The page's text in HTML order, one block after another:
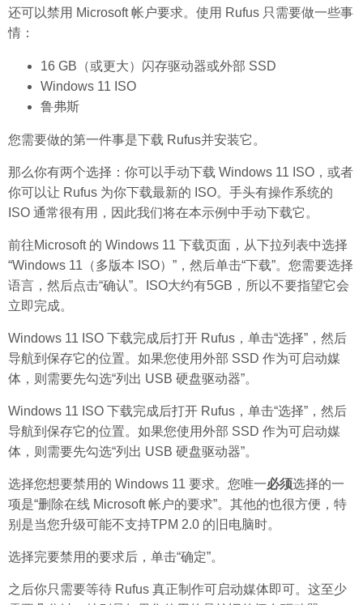
还可以禁用 Microsoft 帐户要求。使用 Rufus 只需要做一些事
情：
16 GB（或更大）闪存驱动器或外部 SSD
Windows 11 ISO
鲁弗斯
您需要做的第一件事是下载 Rufus并安装它。
那么你有两个选择：你可以手动下载 Windows 11 ISO，或者
你可以让 Rufus 为你下载最新的 ISO。手头有操作系统的
ISO 通常很有用，因此我们将在本示例中手动下载它。
前往Microsoft 的 Windows 11 下载页面，从下拉列表中选择
“Windows 11（多版本 ISO）”，然后单击“下载”。您需要选择
语言，然后点击“确认”。ISO大约有5GB，所以不要指望它会
立即完成。
Windows 11 ISO 下载完成后打开 Rufus，单击“选择”，然后
导航到保存它的位置。如果您使用外部 SSD 作为可启动媒
体，则需要先勾选“列出 USB 硬盘驱动器”。
Windows 11 ISO 下载完成后打开 Rufus，单击“选择”，然后
导航到保存它的位置。如果您使用外部 SSD 作为可启动媒
体，则需要先勾选“列出 USB 硬盘驱动器”。
选择您想要禁用的 Windows 11 要求。您唯一必须选择的一
项是“删除在线 Microsoft 帐户的要求”。其他的也很方便，特
别是当您升级可能不支持TPM 2.0 的旧电脑时。
选择完要禁用的要求后，单击“确定”。
之后你只需要等待 Rufus 真正制作可启动媒体即可。这至少